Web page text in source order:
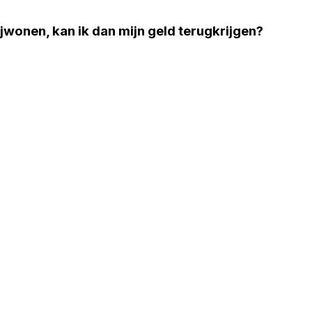
kan ik dan mijn geld terugkrijgen?